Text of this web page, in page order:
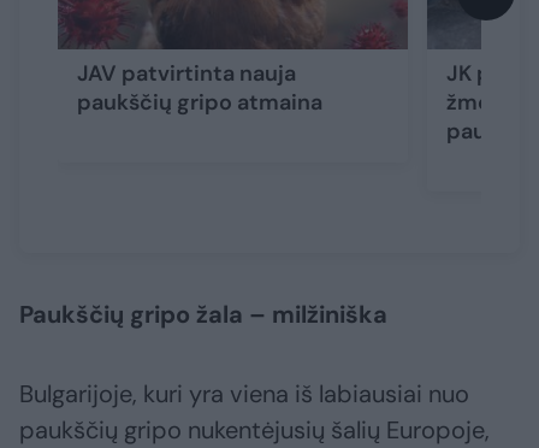
JAV patvirtinta nauja
paukščių gripo atmaina
JK
Paukščių gripo žala – milžiniška
Bulgarijoje, kuri yra viena iš labiausiai nuo
paukščių gripo nukentėjusių šalių Europoje,